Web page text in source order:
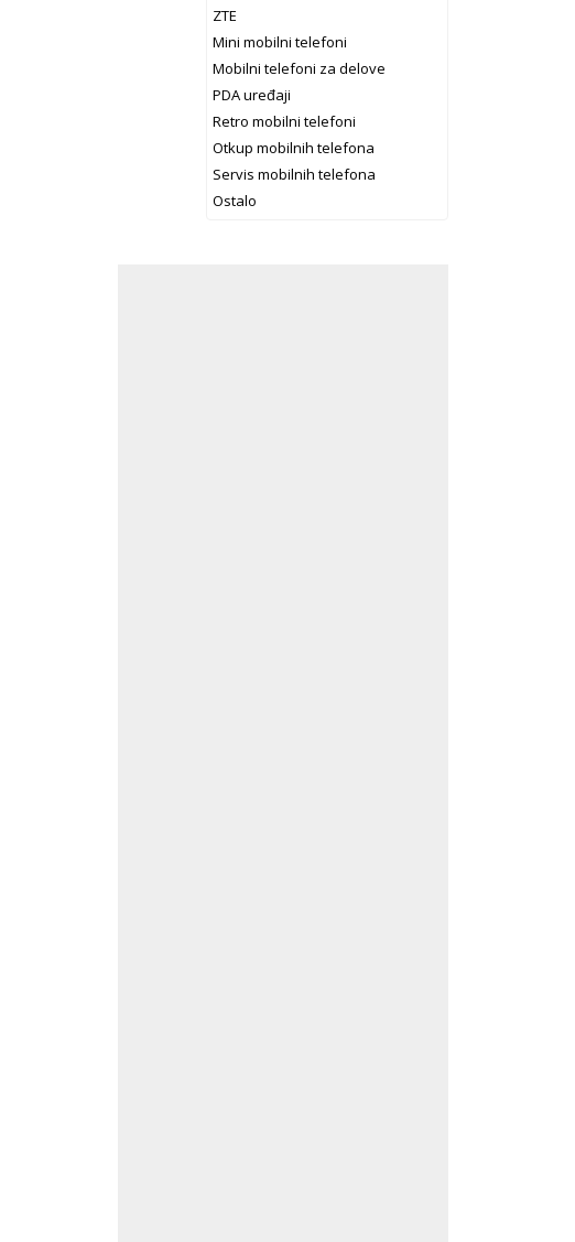
ZTE
Mini mobilni telefoni
Mobilni telefoni za delove
PDA uređaji
Retro mobilni telefoni
Otkup mobilnih telefona
Servis mobilnih telefona
Ostalo